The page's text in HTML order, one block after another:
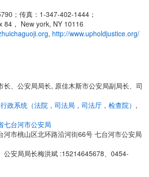
；传真：1-347-402-1444；
84， New york, NY 10116
, http://www.upholdjustice.org/
长、公安局局长, 原佳木斯市公安局副局长、司
政系统（法院，司法局，司法厅，检查院） ,
七台河市公安局
河市桃山区北环路沿河街66号 七台河市公安局
公安局局长梅洪斌 :15214645678、0454-